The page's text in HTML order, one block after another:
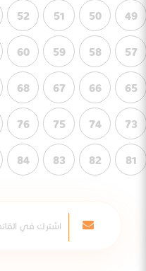
49
50
51
52
57
58
59
60
65
66
67
68
73
74
75
76
81
82
83
84